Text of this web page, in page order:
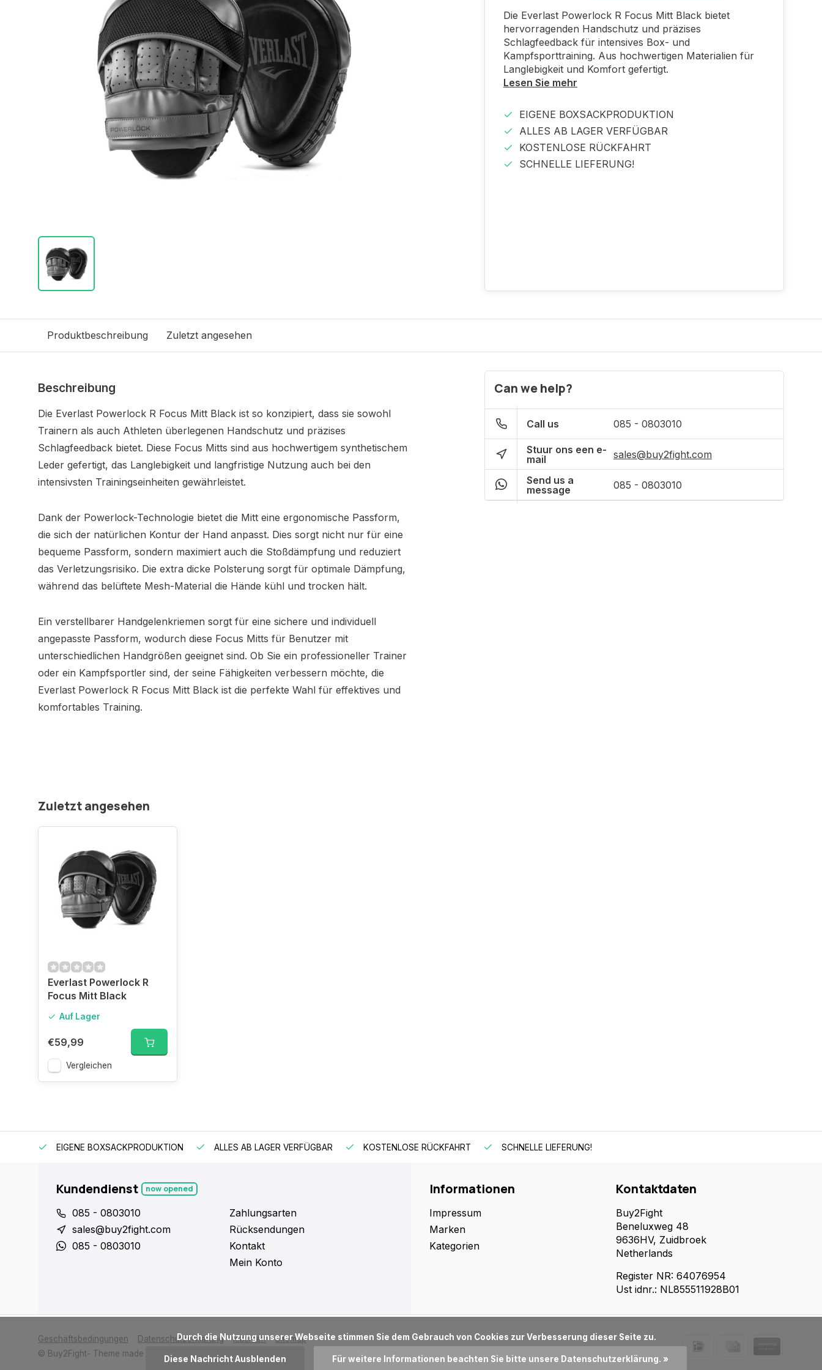
Die Everlast Powerlock R Focus Mitt Black bietet
hervorragenden Handschutz und präzises
Schlagfeedback für intensives Box- und
Kampfsporttraining. Aus hochwertigen Materialien für
Langlebigkeit und Komfort gefertigt.
Lesen Sie mehr
EIGENE BOXSACKPRODUKTION
ALLES AB LAGER VERFÜGBAR
KOSTENLOSE RÜCKFAHRT
SCHNELLE LIEFERUNG!
Produktbeschreibung Zuletzt angesehen
Beschreibung
Die Everlast Powerlock R Focus Mitt Black ist so konzipiert, dass sie sowohl
Trainern als auch Athleten überlegenen Handschutz und präzises
Schlagfeedback bietet. Diese Focus Mitts sind aus hochwertigem synthetischem
Leder gefertigt, das Langlebigkeit und langfristige Nutzung auch bei den
intensivsten Trainingseinheiten gewährleistet.
Dank der Powerlock-Technologie bietet die Mitt eine ergonomische Passform,
die sich der natürlichen Kontur der Hand anpasst. Dies sorgt nicht nur für eine
bequeme Passform, sondern maximiert auch die Stoßdämpfung und reduziert
das Verletzungsrisiko. Die extra dicke Polsterung sorgt für optimale Dämpfung,
während das belüftete Mesh-Material die Hände kühl und trocken hält.
Ein verstellbarer Handgelenkriemen sorgt für eine sichere und individuell
angepasste Passform, wodurch diese Focus Mitts für Benutzer mit
unterschiedlichen Handgrößen geeignet sind. Ob Sie ein professioneller Trainer
oder ein Kampfsportler sind, der seine Fähigkeiten verbessern möchte, die
Everlast Powerlock R Focus Mitt Black ist die perfekte Wahl für effektives und
komfortables Training.
Can we help?
Call us 085 - 0803010
Stuur ons een e-
mail
sales@buy2fight.com
Send us a
message
085 - 0803010
Zuletzt angesehen
Everlast Powerlock R
Focus Mitt Black
Auf Lager
€59,99
Vergleichen
EIGENE BOXSACKPRODUKTION ALLES AB LAGER VERFÜGBAR KOSTENLOSE RÜCKFAHRT SCHNELLE LIEFERUNG!
Kundendienst now opened
085 - 0803010
sales@buy2fight.com
085 - 0803010
Zahlungsarten
Rücksendungen
Kontakt
Mein Konto
Informationen
Impressum
Marken
Kategorien
Kontaktdaten
Buy2Fight
Beneluxweg 48
9636HV, Zuidbroek
Netherlands
Register NR: 64076954
Ust idnr.: NL855511928B01
Geschäftsbedingungen Datenschutzerklärung klachten
Sitemap
© Buy2Fight- Theme made by Webdinge
      Durch die Nutzung unserer Webseite stimmen Sie dem Gebrauch von Cookies zur Verbesserung dieser Seite zu.
Diese Nachricht Ausblenden Für weitere Informationen beachten Sie bitte unsere Datenschutzerklärung. »